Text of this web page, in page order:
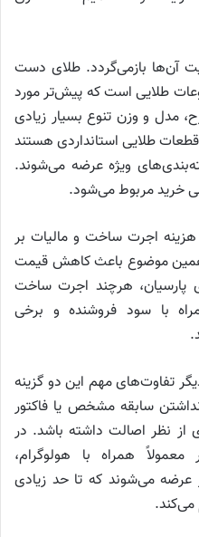
آن‌ها بازمی‌گردد. طلای دست
طلایی است که پیش‌تر مورد
مدل و وزن تنوع بسیار زیادی
طلایی استانداردی هستند
ویژه عرضه می‌شوند.
خرید مربوط می‌شود.
اجرت ساخت و مالیات بر
موضوع باعث کاهش قیمت
پارسیان، هرچند اجرت ساخت
با سود فروشنده و برخی
تفاوت‌های مهم این دو گزینه
سابقه مشخص یا فاکتور
نظر اصالت داشته باشد. در
همراه با هولوگرام،
عرضه می‌شوند که تا حد زیادی
می‌کند.